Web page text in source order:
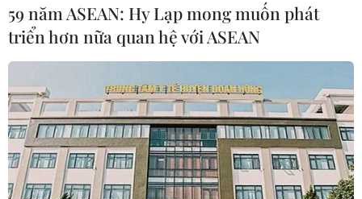
59 năm ASEAN: Hy Lạp mong muốn phát
triển hơn nữa quan hệ với ASEAN